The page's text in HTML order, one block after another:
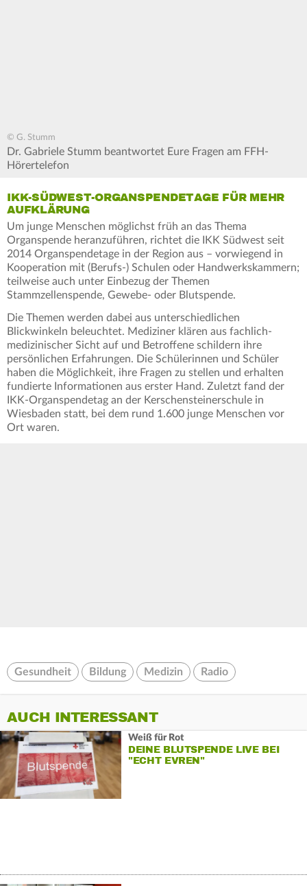
© G. Stumm
Dr. Gabriele Stumm beantwortet Eure Fragen am FFH-
Hörertelefon
IKK-SÜDWEST-ORGANSPENDETAGE FÜR MEHR
AUFKLÄRUNG
Um junge Menschen möglichst früh an das Thema
Organspende heranzuführen, richtet die IKK Südwest seit
2014 Organspendetage in der Region aus – vorwiegend in
Kooperation mit (Berufs-) Schulen oder Handwerkskammern;
teilweise auch unter Einbezug der Themen
Stammzellenspende, Gewebe- oder Blutspende.
Die Themen werden dabei aus unterschiedlichen
Blickwinkeln beleuchtet. Mediziner klären aus fachlich-
medizinischer Sicht auf und Betroffene schildern ihre
persönlichen Erfahrungen. Die Schülerinnen und Schüler
haben die Möglichkeit, ihre Fragen zu stellen und erhalten
fundierte Informationen aus erster Hand. Zuletzt fand der
IKK-Organspendetag an der Kerschensteinerschule in
Wiesbaden statt, bei dem rund 1.600 junge Menschen vor
Ort waren.
Gesundheit Bildung Medizin Radio
AUCH INTERESSANT
Weiß für Rot
DEINE BLUTSPENDE LIVE BEI
"ECHT EVREN"